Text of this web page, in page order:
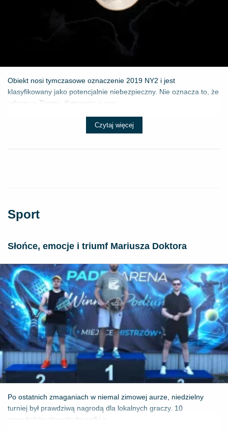
Obiekt nosi tymczasowe oznaczenie 2019 NY2 i jest
klasyfikowany jako potencjalnie niebezpieczny. Nie oznacza to, że
uderzy w Ziemię. Kategoria o ang...
Czytaj więcej
Sport
Słońce, emocje i triumf Mariusza Doktora
Po ostatnich zmaganiach w niemal zimowej aurze, niedzielny
turniej był prawdziwą nagrodą dla lokalnych graczy. 10
zawodników stanęło do walki o ...